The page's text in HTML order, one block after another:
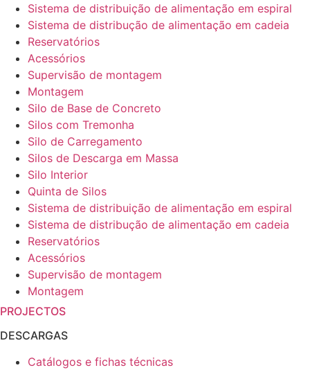
Sistema de distribuição de alimentação em espiral
Sistema de distribução de alimentação em cadeia
Reservatórios
Acessórios
Supervisão de montagem
Montagem
Silo de Base de Concreto
Silos com Tremonha
Silo de Carregamento
Silos de Descarga em Massa
Silo Interior
Quinta de Silos
Sistema de distribuição de alimentação em espiral
Sistema de distribução de alimentação em cadeia
Reservatórios
Acessórios
Supervisão de montagem
Montagem
PROJECTOS
DESCARGAS
Catálogos e fichas técnicas